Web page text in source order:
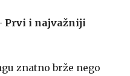
Prvi i najvažniji
znatno brže nego